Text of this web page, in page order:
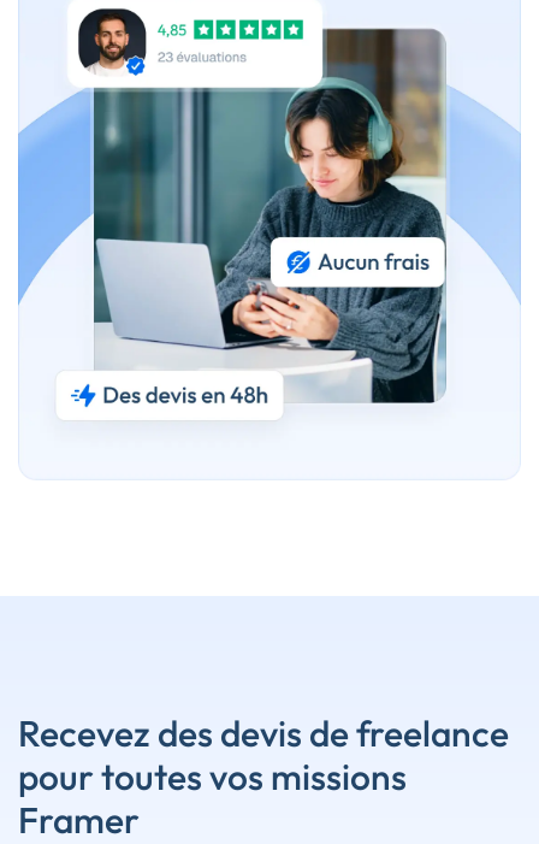
Recevez des devis de freelance
pour toutes vos missions
Framer